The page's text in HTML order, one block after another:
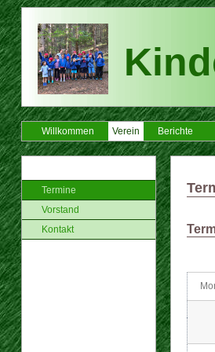
Willkommen Verein Berichte
Termine
Vorstand
Kontakt